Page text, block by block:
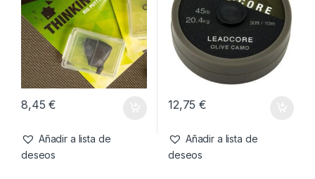
8,45€
Añadir a lista de
deseos
12,75€
Añadir a lista de
deseos